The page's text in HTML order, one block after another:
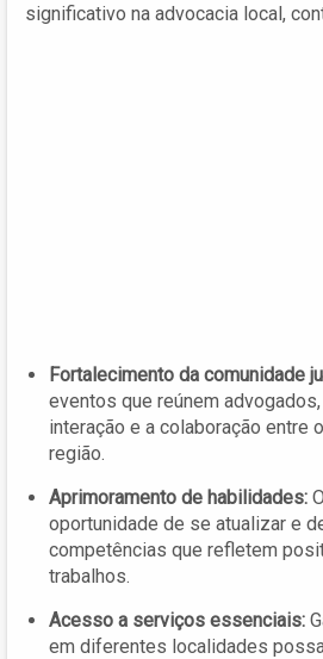
significativo na advocacia local,
Fortalecimento da comunidade
eventos que reúnem
interação e a colaboração entre
região.
Aprimoramento de habilidades:
oportunidade de se atualizar e
competências que refletem
trabalhos.
Acesso a serviços essenciais:
em diferentes localidades